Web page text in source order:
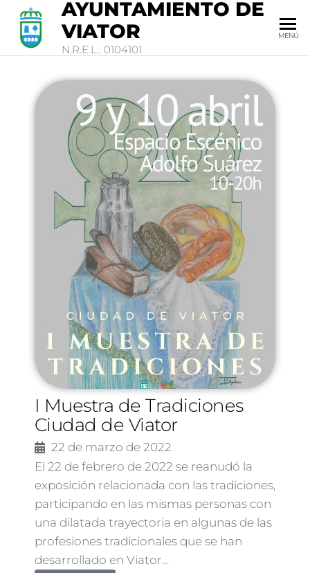
AYUNTAMIENTO DE
VIATOR
N.R.E.L.: 0104101
MENÚ
I Muestra de Tradiciones
Ciudad de Viator
22 de marzo de 2022
El 22 de febrero de 2022 se reanudó la
exposición relacionada con las tradiciones,
participando en las mismas personas con
una dilatada trayectoria en algunas de las
profesiones tradicionales que se han
desarrollado en Viator…